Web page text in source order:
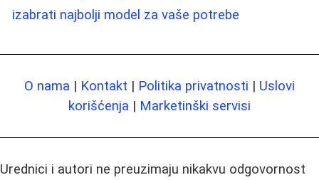
izabrati najbolji model za vaše potrebe
O nama | Kontakt | Politika privatnosti | Uslovi
korišćenja | Marketinški servisi
Urednici i autori ne preuzimaju nikakvu odgovornost